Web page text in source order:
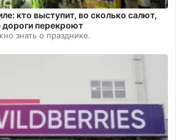
кто выступит, во сколько салют,
дороги перекроют
знать о празднике.